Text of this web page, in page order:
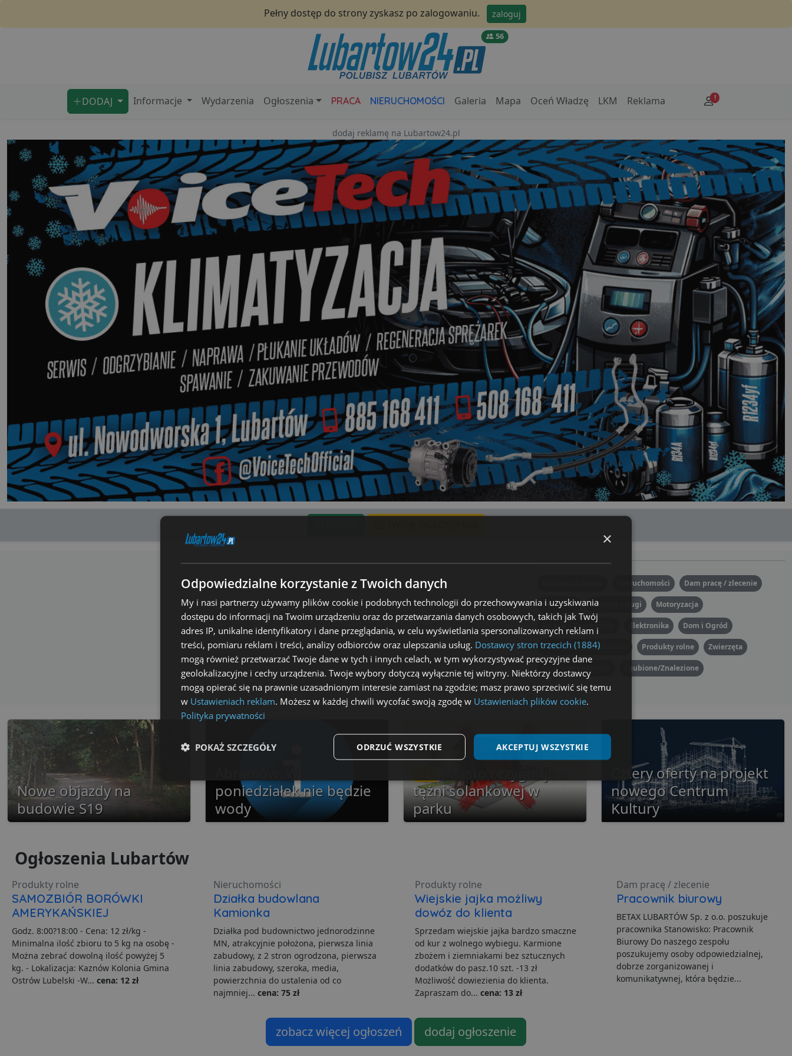
Pełny dostęp do strony zyskasz po zalogowaniu. zaloguj
56
DODAJ Informacje Wydarzenia Ogłoszenia PRACA NIERUCHOMOŚCI Galeria Mapa Oceń Władzę LKM Reklama !
dodaj reklamę na Lubartow24.pl
Nieruchomości Dam pracę / zlecenie
Dla dzieci Oferuję usługi Motoryzacja
Książki / Podręczniki Elektronika Dom i Ogród
Buty, ubrania i biżuteria Produkty rolne Zwierzęta
Sport i wypoczynek Zgubione/Znalezione
Nowe objazdy na
budowie S19
poniedziałek nie będzie
wody
tężni solankowej w
parku
Cztery oferty na projekt
nowego Centrum
Kultury
Ogłoszenia Lubartów
Produkty rolne
SAMOZBIÓR BORÓWKI
AMERYKAŃSKIEJ
Godz. 8:00?18:00 - Cena: 12 zł/kg -
Minimalna ilość zbioru to 5 kg na osobę -
Można zebrać dowolną ilość powyżej 5
kg. - Lokalizacja: Kaznów Kolonia Gmina
Ostrów Lubelski -W... cena: 12 zł
Nieruchomości
Działka budowlana
Kamionka
Działka pod budownictwo jednorodzinne
MN, atrakcyjnie położona, pierwsza linia
zabudowy, z 2 stron ogrodzona, pierwsza
linia zabudowy, szeroka, media,
powierzchnia do ustalenia od co
najmniej... cena: 75 zł
Produkty rolne
Wiejskie jajka możliwy
dowóz do klienta
Sprzedam wiejskie jajka bardzo smaczne
od kur z wolnego wybiegu. Karmione
zbożem i ziemniakami bez sztucznych
dodatków do pasz.10 szt. -13 zł
Możliwość dowiezienia do klienta.
Zapraszam do... cena: 13 zł
Dam pracę / zlecenie
Pracownik biurowy
BETAX LUBARTÓW Sp. z o.o. poszukuje
pracownika Stanowisko: Pracownik
Biurowy Do naszego zespołu
poszukujemy osoby odpowiedzialnej,
dobrze zorganizowanej i
komunikatywnej, która będzie...
zobacz więcej ogłoszeń dodaj ogłoszenie
×
Odpowiedzialne korzystanie z Twoich danych
My i nasi partnerzy używamy plików cookie i podobnych technologii do przechowywania i uzyskiwania
dostępu do informacji na Twoim urządzeniu oraz do przetwarzania danych osobowych, takich jak Twój
adres IP, unikalne identyfikatory i dane przeglądania, w celu wyświetlania spersonalizowanych reklam i
treści, pomiaru reklam i treści, analizy odbiorców oraz ulepszania usług. Dostawcy stron trzecich (1884)
mogą również przetwarzać Twoje dane w tych i innych celach, w tym wykorzystywać precyzyjne dane
geolokalizacyjne i cechy urządzenia. Twoje wybory dotyczą wyłącznie tej witryny. Niektórzy dostawcy
mogą opierać się na prawnie uzasadnionym interesie zamiast na zgodzie; masz prawo sprzeciwić się temu
w Ustawieniach reklam. Możesz w każdej chwili wycofać swoją zgodę w Ustawieniach plików cookie.
Polityka prywatności
AKCEPTUJ WSZYSTKIE
ODRZUĆ WSZYSTKIE
POKAŻ SZCZEGÓŁY
Niezbędne Wydajność Targetowanie Funkcjonalność Niesklasyfikowane
Niezbędne pliki cookie umożliwiają korzystanie z podstawowych funkcji strony internetowej, takich jak logowanie użytkownika i
zarządzanie kontem. Bez niezbędnych plików cookie nie można prawidłowo korzystać ze strony internetowej.
Opis
.lubartow24.pl
4 minuty 57
sekund
Plik niezbędny do prawidłowego działania serwisu
CookieScriptConsent
CookieScript
lubartow24.pl
Ten plik cookie jest używany przez usługę Cookie-Script.com do
zapamiętywania preferencji dotyczących zgody użytkownika na
pliki cookie. Jest to konieczne, aby baner cookie Cookie-
Script.com działał poprawnie.
.youtube.com
tygodnie
użytkownika i wyboru prywatności dla ich interakcji z witryną.
Rejestruje dane dotyczące zgody odwiedzającego na różne
polityki i ustawienia prywatności, zapewniając, że ich
preferencje zostaną uhonorowane w przyszłych sesjach.